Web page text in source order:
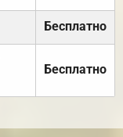
Бесплатно
Бесплатно